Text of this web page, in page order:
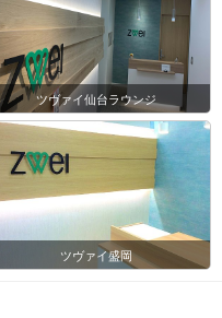
ツヴァイ仙台ラウンジ
ツヴァイ盛岡